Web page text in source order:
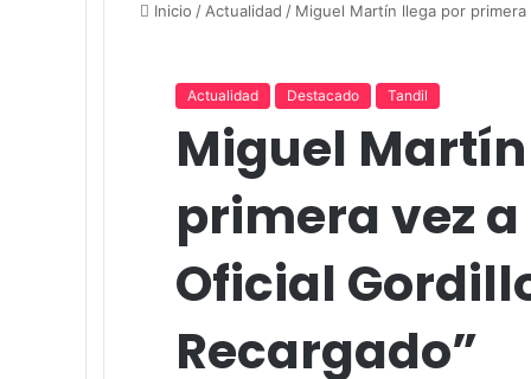
Inicio / Actualidad / Miguel Martín llega por primera
Actualidad Destacado Tandil
Miguel
primera vez
Oficial
Recargado”